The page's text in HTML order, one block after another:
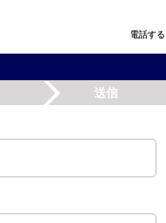
電話する
送信